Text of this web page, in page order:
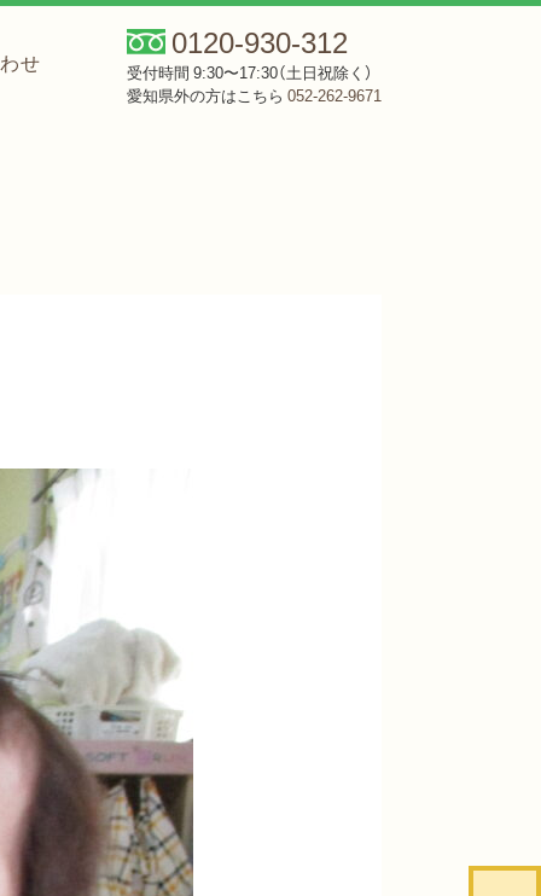
せ
0120-930-312
受付時間 9:30〜17:30（土日祝除く）
愛知県外の方はこちら 052-262-9671